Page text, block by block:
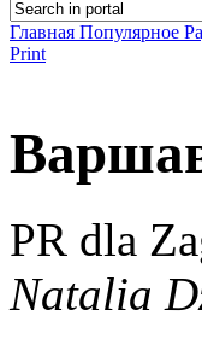
Главная Популярное
Print
PR dla
Natalia